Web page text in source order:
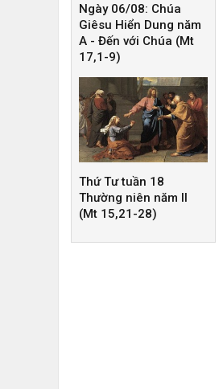
Ngày 06/08: Chúa
Giêsu Hiển Dung năm
A - Đến với Chúa (Mt
17,1-9)
Thứ Tư tuần 18
Thường niên năm II
(Mt 15,21-28)